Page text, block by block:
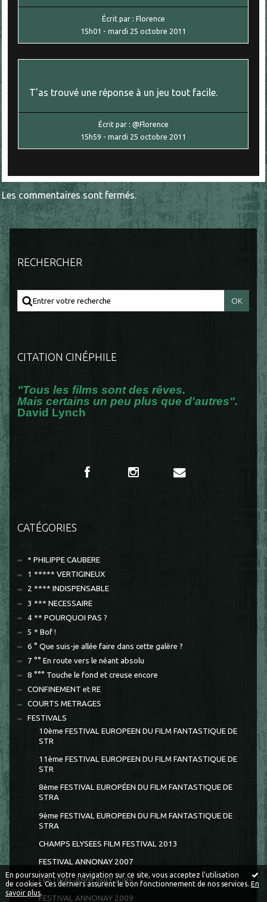
En poursuivant votre navigation sur ce site, vous acceptez l'utilisation
de cookies. Ces derniers assurent le bon fonctionnement de nos services. En
savoir plus.
Écrit par : Florence
15h01 -mardi 25 octobre 2011
T'as trouvé une réponse à un jeu tout facile.
Écrit par : @Florence
15h59 -mardi 25 octobre 2011
Les commentaires sont fermés.
RECHERCHER
CITATION CINÉPHILE
"Tous les films sont des rêves.
Mais certains un peu plus que d'autres".
David Lynch
CATÉGORIES
* PHILIPPE CAUBERE
1 ***** VERTIGINEUX
2 **** INDISPENSABLE
3 *** NECESSAIRE
4 ** POURQUOI PAS ?
5 * Bof !
6 ° Que suis-je allée faire dans cette galère ?
7 °° En route vers le néant absolu
8 °°° Touche le fond et creuse encore
CONFINEMENT et RE
COURTS METRAGES
FESTIVALS
10ème FESTIVAL EUROPEEN DU FILM FANTASTIQUE DE
STR
11ème FESTIVAL EUROPEEN DU FILM FANTASTIQUE DE
STR
8ème FESTIVAL EUROPÉEN DU FILM FANTASTIQUE DE
STRA
9ème FESTIVAL EUROPEEN DU FILM FANTASTIQUE DE
STRA
CHAMPS ELYSEES FILM FESTIVAL 2013
FESTIVAL ANNONAY 2007
FESTIVAL ANNONAY 2008
FESTIVAL ANNONAY 2009